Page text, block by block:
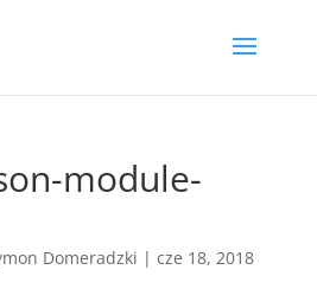
module-
Domeradzki | cze 18, 2018